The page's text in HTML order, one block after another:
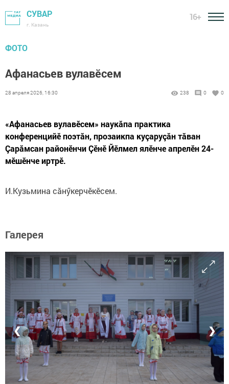
СУВАР
г. Казань
16+
ФОТО
Афанасьев вулавӗсем
28 апреля 2026, 16:30 238 0 0
«Афанасьев вулавӗсем» наукăпа практика
конференцийӗ поэтăн, прозаикпа куçаруçăн тăван
Çарăмсан районӗнчи Çӗнӗ Йӗлмел ялӗнче апрелӗн 24-
мӗшӗнче иртрӗ.
И.Кузьмина сăнӳкерчӗкӗсем.
Галерея
❮ ❯